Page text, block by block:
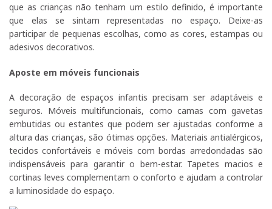
que as crianças não tenham um estilo definido, é importante
que elas se sintam representadas no espaço. Deixe-as
participar de pequenas escolhas, como as cores, estampas ou
adesivos decorativos.
Aposte em móveis funcionais
A decoração de espaços infantis precisam ser adaptáveis e
seguros. Móveis multifuncionais, como camas com gavetas
embutidas ou estantes que podem ser ajustadas conforme a
altura das crianças, são ótimas opções. Materiais antialérgicos,
tecidos confortáveis e móveis com bordas arredondadas são
indispensáveis para garantir o bem-estar. Tapetes macios e
cortinas leves complementam o conforto e ajudam a controlar
a luminosidade do espaço.